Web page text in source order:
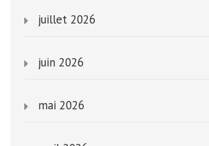
juillet 2026
juin 2026
mai 2026